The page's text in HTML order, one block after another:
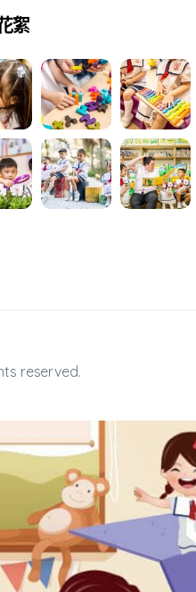
絮
reserved.